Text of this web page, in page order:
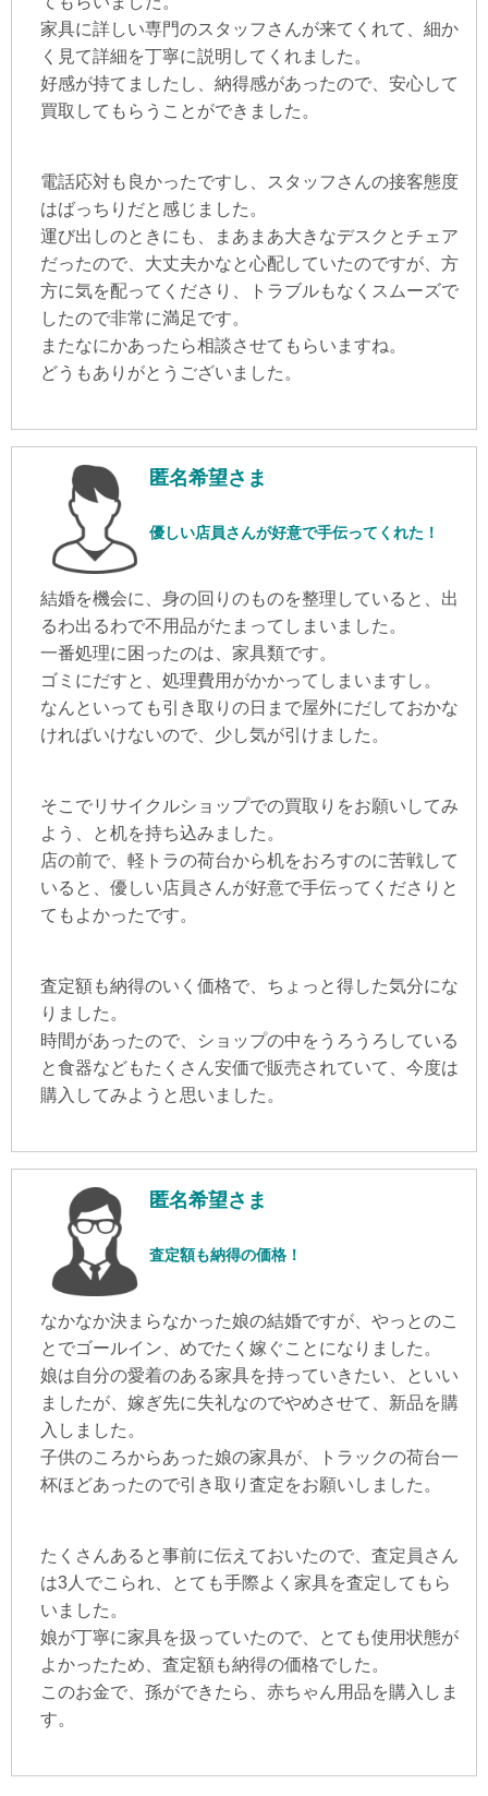
家具に詳しい専門のスタッフさんが来てくれて、細か
く見て詳細を丁寧に説明してくれました。
好感が持てましたし、納得感があったので、安心して
買取してもらうことができました。
電話応対も良かったですし、スタッフさんの接客態度
はばっちりだと感じました。
運び出しのときにも、まあまあ大きなデスクとチェア
だったので、大丈夫かなと心配していたのですが、方
方に気を配ってくださり、トラブルもなくスムーズで
したので非常に満足です。
またなにかあったら相談させてもらいますね。
どうもありがとうございました。
匿名希望さま
優しい店員さんが好意で手伝ってくれた！
結婚を機会に、身の回りのものを整理していると、出
るわ出るわで不用品がたまってしまいました。
一番処理に困ったのは、家具類です。
ゴミにだすと、処理費用がかかってしまいますし。
なんといっても引き取りの日まで屋外にだしておかな
ければいけないので、少し気が引けました。
そこでリサイクルショップでの買取りをお願いしてみ
よう、と机を持ち込みました。
店の前で、軽トラの荷台から机をおろすのに苦戦して
いると、優しい店員さんが好意で手伝ってくださりと
てもよかったです。
査定額も納得のいく価格で、ちょっと得した気分にな
りました。
時間があったので、ショップの中をうろうろしている
と食器などもたくさん安価で販売されていて、今度は
購入してみようと思いました。
匿名希望さま
査定額も納得の価格！
なかなか決まらなかった娘の結婚ですが、やっとのこ
とでゴールイン、めでたく嫁ぐことになりました。
娘は自分の愛着のある家具を持っていきたい、といい
ましたが、嫁ぎ先に失礼なのでやめさせて、新品を購
入しました。
子供のころからあった娘の家具が、トラックの荷台一
杯ほどあったので引き取り査定をお願いしました。
たくさんあると事前に伝えておいたので、査定員さん
は3人でこられ、とても手際よく家具を査定してもら
いました。
娘が丁寧に家具を扱っていたので、とても使用状態が
よかったため、査定額も納得の価格でした。
このお金で、孫ができたら、赤ちゃん用品を購入しま
す。